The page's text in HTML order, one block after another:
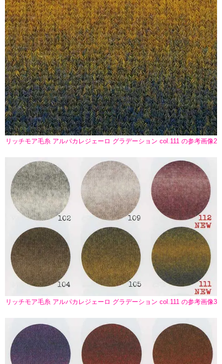
リッチモア毛糸 アルパカレジェーロ グラデーション col.111 の参考画像2
リッチモア毛糸 アルパカレジェーロ グラデーション col.111 の参考画像3